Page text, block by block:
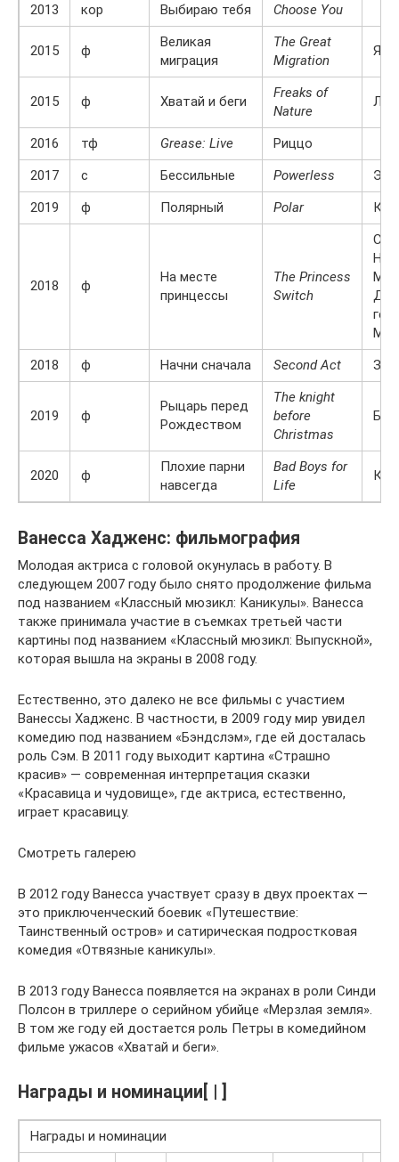
2013
кор Выбираю тебя Choose You
2015 ф
Великая
миграция
The Great
Migration
2015 ф Хватай и беги
Freaks of
Nature
2016 тф Grease: Live
Риццо
2017
с Бессильные Powerless
2019
ф Полярный Polar
2018 ф
На месте
принцессы
The Princess
Switch
2018
ф Начни сначала Second Act Зои
2019 ф
Рыцарь перед
Рождеством
The knight
before
Christmas
2020 ф
Плохие парни
навсегда
Bad Boys for
Life
Ванесса Хадженс: фильмография
Молодая актриса с головой окунулась в работу. В
следующем 2007 году было снято продолжение фильма
под названием «Классный мюзикл: Каникулы». Ванесса
также принимала участие в съемках третьей части
картины под названием «Классный мюзикл: Выпускной»,
которая вышла на экраны в 2008 году.
Естественно, это далеко не все фильмы с участием
Ванессы Хадженс. В частности, в 2009 году мир увидел
комедию под названием «Бэндслэм», где ей досталась
роль Сэм. В 2011 году выходит картина «Страшно
красив» — современная интерпретация сказки
«Красавица и чудовище», где актриса, естественно,
играет красавицу.
Смотреть галерею
В 2012 году Ванесса участвует сразу в двух проектах —
это приключенческий боевик «Путешествие:
Таинственный остров» и сатирическая подростковая
комедия «Отвязные каникулы».
В 2013 году Ванесса появляется на экранах в роли Синди
Полсон в триллере о серийном убийце «Мерзлая земля».
В том же году ей достается роль Петры в комедийном
фильме ужасов «Хватай и беги».
Награды и номинации[ | ]
Награды и номинации